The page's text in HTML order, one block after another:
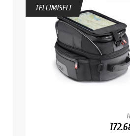
TELLIMISEL!